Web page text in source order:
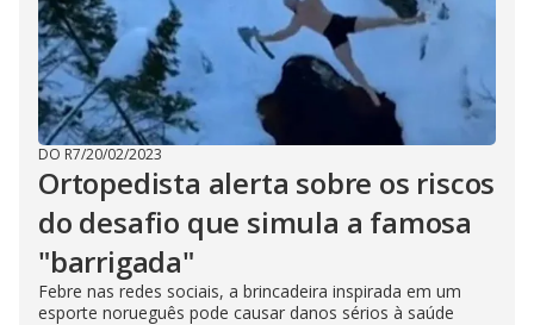
DO R7/20/02/2023
Ortopedista alerta sobre os riscos
do desafio que simula a famosa
"barrigada"
Febre nas redes sociais, a brincadeira inspirada em um
esporte norueguês pode causar danos sérios à saúde